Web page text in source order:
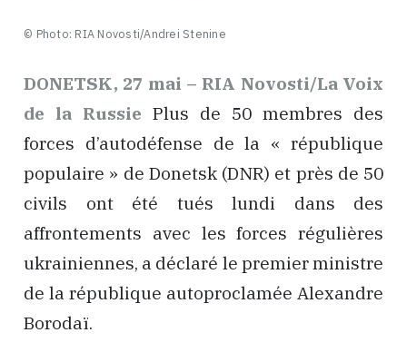
© Photo: RIA Novosti/Andrei Stenine
DONETSK, 27 mai – RIA Novosti/La Voix
de la Russie Plus de 50 membres des
forces d’autodéfense de la « république
populaire » de Donetsk (DNR) et près de 50
civils ont été tués lundi dans des
affrontements avec les forces régulières
ukrainiennes, a déclaré le premier ministre
de la république autoproclamée Alexandre
Borodaï.